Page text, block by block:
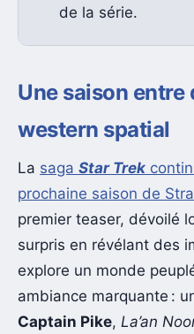
de la série.
Une saison entre
western spatial
La saga Star Trek
prochaine saison de
premier teaser, dévoilé
surpris en révélant des
explore un monde
ambiance marquante :
Captain Pike, La’an